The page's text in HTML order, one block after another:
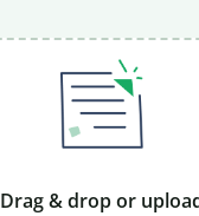
Drag & drop or